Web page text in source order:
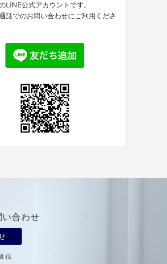
LINE公式アカウントです。
話でのお問い合わせにご利用くださ
い合わせ
信